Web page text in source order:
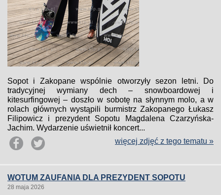
Sopot i Zakopane wspólnie otworzyły sezon letni. Do
tradycyjnej wymiany dech – snowboardowej i
kitesurfingowej – doszło w sobotę na słynnym molo, a w
rolach głównych wystąpili burmistrz Zakopanego Łukasz
Filipowicz i prezydent Sopotu Magdalena Czarzyńska-
Jachim. Wydarzenie uświetnił koncert...
więcej zdjęć z tego tematu »
WOTUM ZAUFANIA DLA PREZYDENT SOPOTU
28 maja 2026